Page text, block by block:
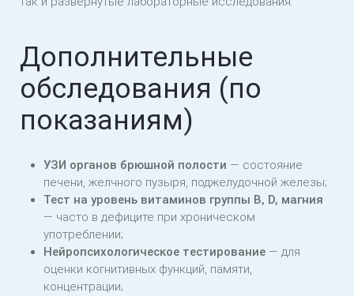
Дополнительные
обследования (по
показаниям)
УЗИ органов брюшной полости — состояние
печени, желчного пузыря, поджелудочной железы;
Тест на уровень витаминов группы B, D, магния
— часто в дефиците при хроническом
употреблении;
Нейропсихологическое тестирование — для
оценки когнитивных функций, памяти,
концентрации;